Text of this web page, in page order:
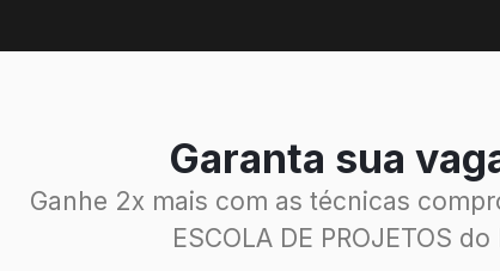
Garanta sua
Ganhe 2x mais com as técnicas
ESCOLA DE PROJETOS do